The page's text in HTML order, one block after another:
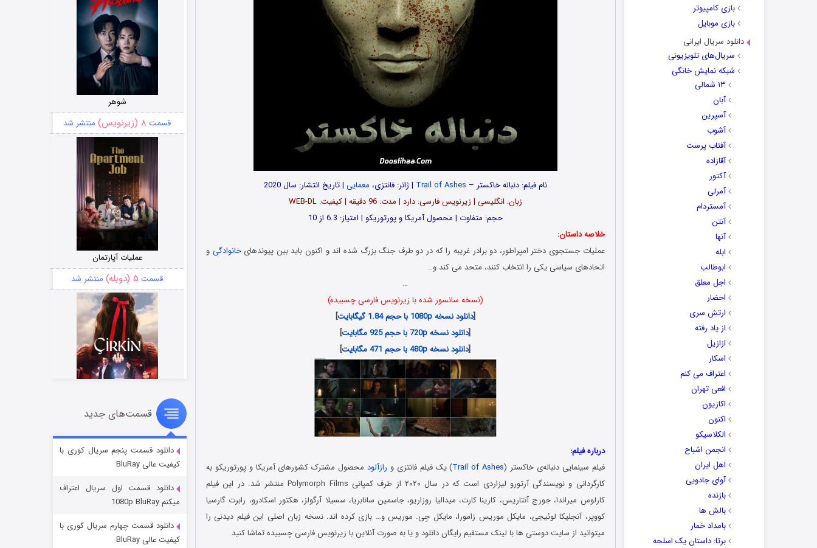
بازی کامپیوتر
بازی موبایل
دانلود سریال ایرانی
سریال‌های تلویزیونی
شبکه نمایش خانگی
۱۳ شمالی
آبان
آسپرین
آشوب
آفتاب پرست
آقازاده
آکتور
آمرلی
آمستردام
آنتن
آنها
ابله
ابوطالب
اجل معلق
احضار
ارتش سری
از یاد رفته
ازازیل
اسکار
اعتراف می کنم
افعی تهران
اکازیون
اکنون
الکلاسیکو
انجمن اشباح
اهل ایران
آوای جادویی
بازنده
بالش ها
بامداد خمار
برتا: داستان یک اسلحه
نام فیلم: دنباله خاکستر – Trail of Ashes | ژانر: فانتزی، معمایی | تاریخ انتشار: سال 2020
زبان: انگلیسی | زیرنویس فارسی: دارد | مدت: 96 دقیقه | کیفیت: WEB-DL
حجم: متفاوت | محصول آمریکا و پورتوریکو | امتیاز: 6.3 از 10
خلاصه داستان:
عملیات جستجوی دختر امپراطور، دو برادر غریبه را که در دو طرف جنگ بزرگ شده اند و اکنون باید بین پیوندهایخانوادگی و
اتحادهای سیاسی یکی را انتخاب کنند، متحد می کند و…
…
(نسخه سانسور شده با زیرنویس فارسی چسبیده)
[دانلود نسخه 1080p با حجم 1.84 گیگابایت
]
[دانلود نسخه 720p با حجم 925 مگابایت
]
[دانلود نسخه 480p با حجم 471 مگابایت ]
درباره فیلم:
فیلم سینمایی دنباله‌ی خاکستر (Trail of Ashes) یک فیلم فانتزی و رازآلودمحصول مشترک کشورهای آمریکا و پورتوریکو به
کارگردانی و نویسندگی آرتورو لیزاردی است که در سال ۲۰۲۰ از طرف کمپانی Polymorph Films منتشر شد. در این فیلم
کارلوس میراندا، جورج آنتاریس، کارینا کارت، میدالیا روزاریو، جاسمین سانابریا، سسیلا آرگولز، هکتور اسکادرو، رابرت گارسیا
کووپر، آنجلیکا لوئیجی، مایکل موریس زامورا، مایکل جِی. موریس و… بازی کرده اند. نسخه زبان اصلی این فیلم دیدنی را
میتوانید از سایت دوستی ها با لینک مستقیم رایگان دانلود و یا به صورت آنلاین با زیرنویس فارسی چسبیده تماشا کنید.
شوهر
قسمت ۸ (زیرنویس) منتشر شد
عملیات آپارتمان
قسمت ۵ (دوبله) منتشر شد
سریال زشت
قسمت۲ (زیرنویس) منتشر شد
قسمت‌های جدید
دانلود قسمت پنجم سریال کوری با
کیفیت عالی BluRay
دانلود قسمت اول سریال اعتراف
میکنم 1080p BluRay
دانلود قسمت چهارم سریال کوری با
کیفیت عالی BluRay